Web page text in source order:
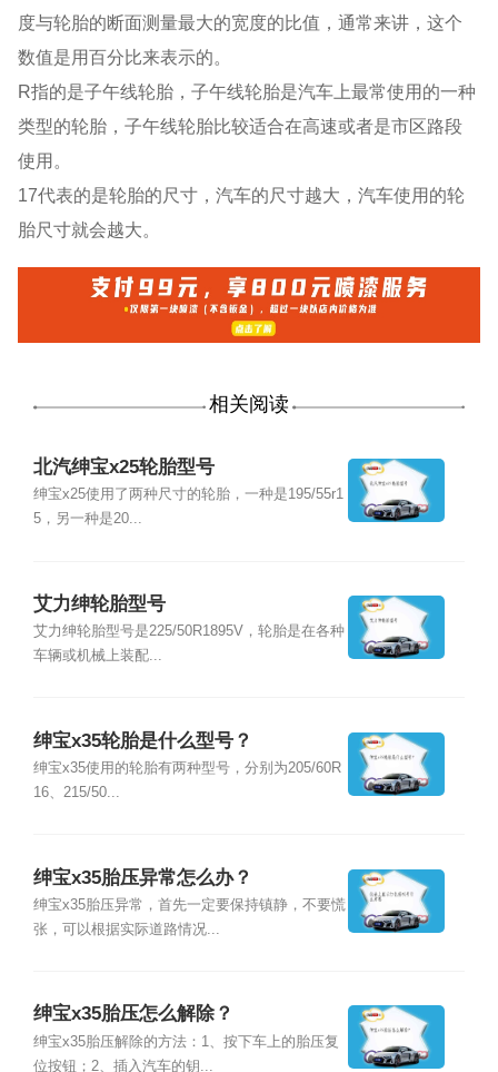
度与轮胎的断面测量最大的宽度的比值，通常来讲，这个
数值是用百分比来表示的。
R指的是子午线轮胎，子午线轮胎是汽车上最常使用的一种
类型的轮胎，子午线轮胎比较适合在高速或者是市区路段
使用。
17代表的是轮胎的尺寸，汽车的尺寸越大，汽车使用的轮
胎尺寸就会越大。
相关阅读
北汽绅宝x25轮胎型号
绅宝x25使用了两种尺寸的轮胎，一种是195/55r1
5，另一种是20...
艾力绅轮胎型号
艾力绅轮胎型号是225/50R1895V，轮胎是在各种
车辆或机械上装配...
绅宝x35轮胎是什么型号？
绅宝x35使用的轮胎有两种型号，分别为205/60R
16、215/50...
绅宝x35胎压异常怎么办？
绅宝x35胎压异常，首先一定要保持镇静，不要慌
张，可以根据实际道路情况...
绅宝x35胎压怎么解除？
绅宝x35胎压解除的方法：1、按下车上的胎压复
位按钮；2、插入汽车的钥...